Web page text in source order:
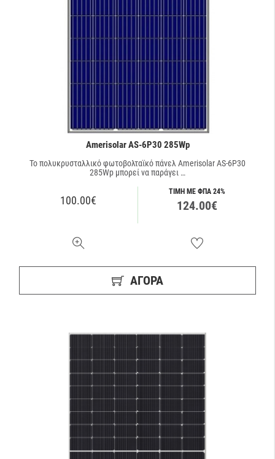
Amerisolar AS-6P30 285Wp
Το πολυκρυσταλλικό φωτοβολταϊκό πάνελ Amerisolar AS-6P30
285Wp μπορεί να παράγει …
100.00€
ΤΙΜΗ ΜΕ ΦΠΑ 24%
124.00€
ΑΓΟΡΑ